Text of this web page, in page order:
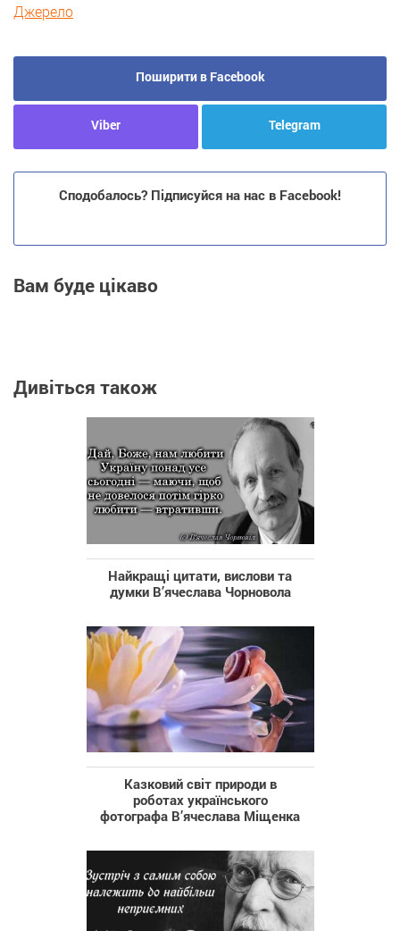
Джерело
Поширити в Facebook
Viber Telegram
Сподобалось? Підписуйся на нас в Facebook!
Вам буде цікаво
Дивіться також
Найкращі цитати, вислови та
думки В’ячеслава Чорновола
Казковий світ природи в
роботах українського
фотографа В’ячеслава Міщенка